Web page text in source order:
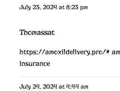
July 23, 2024 at 8:23 pm
Thomassat
https://amoxildelivery.pro/#
insurance
July 24, 2024 at 4:44 am